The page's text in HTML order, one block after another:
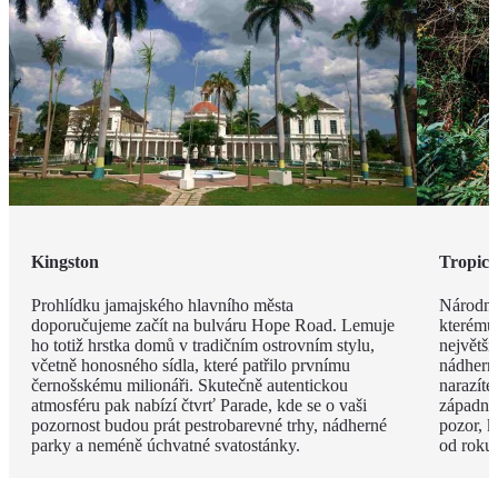
Kingston
Prohlídku jamajského hlavního města
doporučujeme začít na bulváru Hope Road. Lemuje
ho totiž hrstka domů v tradičním ostrovním stylu,
včetně honosného sídla, které patřilo prvnímu
černošskému milionáři. Skutečně autentickou
atmosféru pak nabízí čtvrť Parade, kde se o vaši
pozornost budou prát pestrobarevné trhy, nádherné
parky a neméně úchvatné svatostánky.
pozor,
od roku